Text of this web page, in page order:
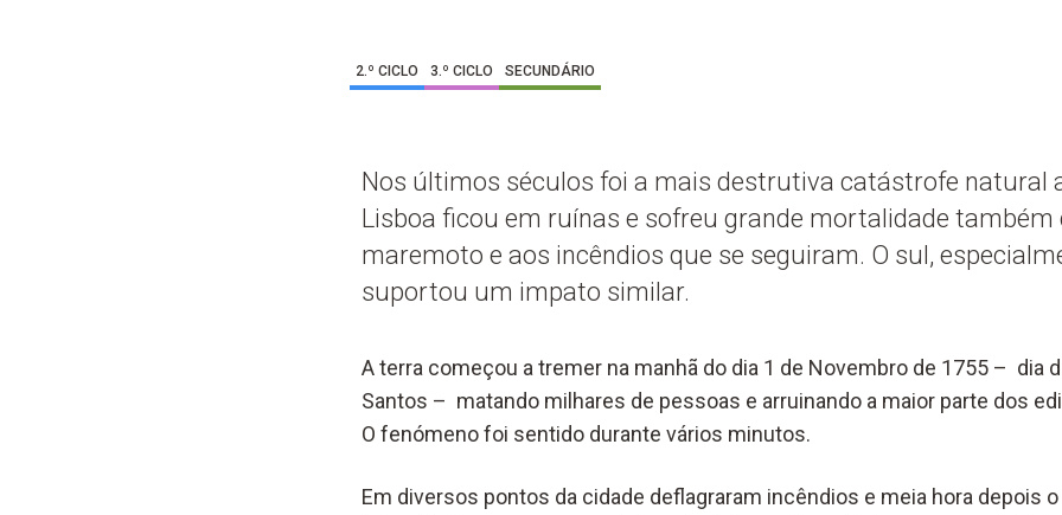
2.º CICLO 3.º CICLO SECUNDÁRIO
Nos últimos séculos foi a mais destrutiva catástrofe natural
Lisboa ficou em ruínas e sofreu grande mortalidade também
maremoto e aos incêndios que se seguiram. O sul,
suportou um impato similar.
A terra começou a tremer na manhã do dia 1 de Novembro de 1755 – dia
Santos – matando milhares de pessoas e arruinando a maior parte dos
O fenómeno foi sentido durante vários minutos.
Em diversos pontos da cidade deflagraram incêndios e meia hora depois